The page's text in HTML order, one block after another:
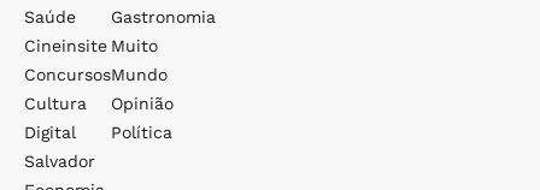
Saúde
Cineinsite
Concursos
Cultura
Digital
Salvador
Gastronomia
Muito
Mundo
Opinião
Política